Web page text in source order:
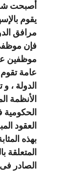
أصبحت
يقوم
مرافق
فإن
موظفين
عامة
الدولة ،
الأنظمة
العقود
بهذه